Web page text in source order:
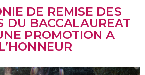
DE REMISE DES
DU BACCALAUREAT
PROMOTION A
L’HONNEUR